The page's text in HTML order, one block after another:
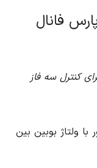
فانال
کنترل سه فاز
با ولتاژ بوبین بین